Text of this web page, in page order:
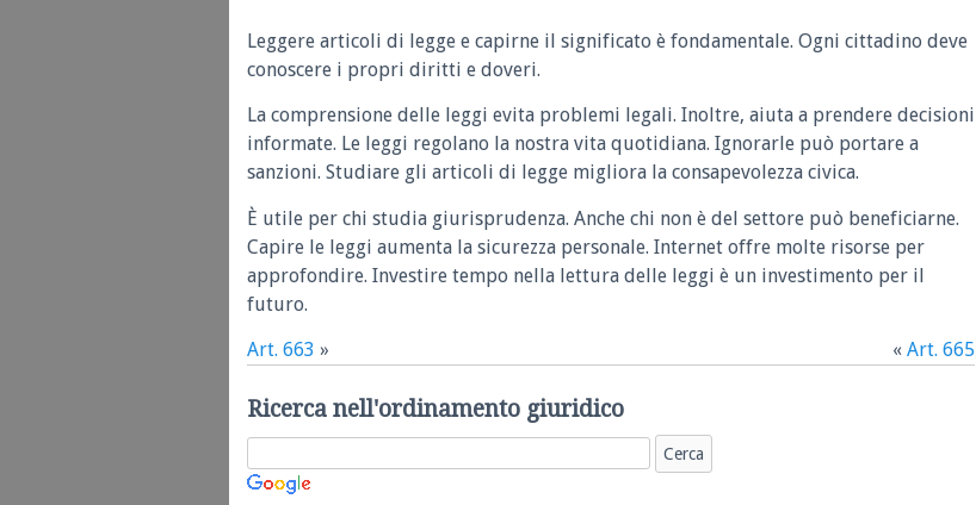
Leggere articoli di legge e capirne il significato è fondamentale. Ogni cittadino deve
conoscere i propri diritti e doveri.
La comprensione delle leggi evita problemi legali. Inoltre, aiuta a prendere decisioni
informate. Le leggi regolano la nostra vita quotidiana. Ignorarle può portare a
sanzioni. Studiare gli articoli di legge migliora la consapevolezza civica.
È utile per chi studia giurisprudenza. Anche chi non è del settore può beneficiarne.
Capire le leggi aumenta la sicurezza personale. Internet offre molte risorse per
approfondire. Investire tempo nella lettura delle leggi è un investimento per il
futuro.
Art. 663 » « Art. 665
Ricerca nell'ordinamento giuridico